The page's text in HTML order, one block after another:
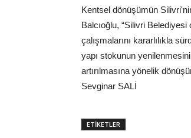
Kentsel dönüşümün
Balcıoğlu, “Silivri
çalışmalarını kararlılıkla
yapı stokunun
artırılmasına yönelik
Sevginar SALİ
ETİKETLER